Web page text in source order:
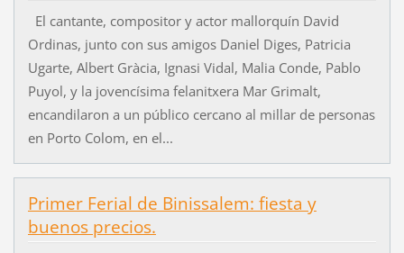
El cantante, compositor y actor mallorquín David
Ordinas, junto con sus amigos Daniel Diges, Patricia
Ugarte, Albert Gràcia, Ignasi Vidal, Malia Conde, Pablo
Puyol, y la jovencísima felanitxera Mar Grimalt,
encandilaron a un público cercano al millar de personas
en Porto Colom, en el...
Primer Ferial de Binissalem: fiesta y
buenos precios.